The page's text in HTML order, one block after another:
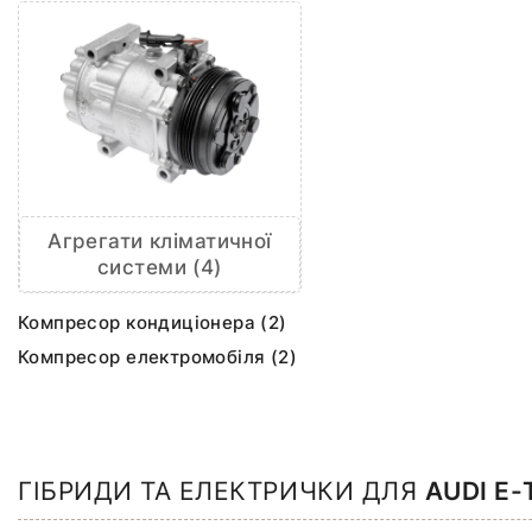
Агрегати кліматичної
системи (4)
Компресор кондиціонера (2)
Компресор електромобіля (2)
ГІБРИДИ ТА ЕЛЕКТРИЧКИ ДЛЯ AUDI E-